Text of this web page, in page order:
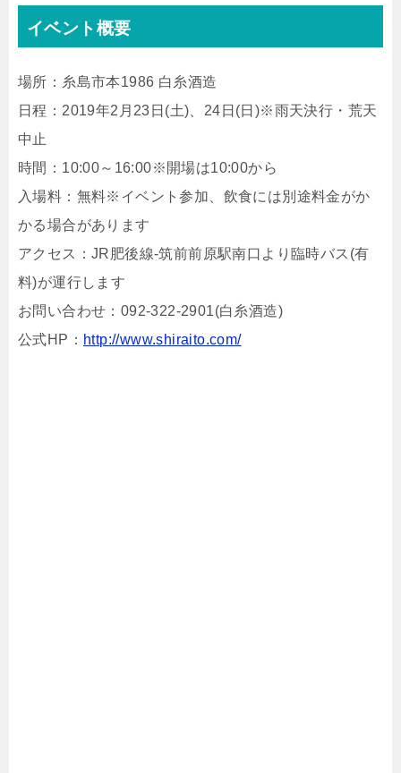
イベント概要
場所：糸島市本1986 白糸酒造
日程：2019年2月23日(土)、24日(日)※雨天決行・荒天
中止
時間：10:00～16:00※開場は10:00から
入場料：無料※イベント参加、飲食には別途料金がか
かる場合があります
アクセス：JR肥後線-筑前前原駅南口より臨時バス(有
料)が運行します
お問い合わせ：092-322-2901(白糸酒造)
公式HP： http://www.shiraito.com/